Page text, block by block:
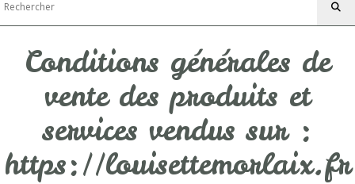
Conditions générales de
vente des produits et
services vendus sur :
https://louisettemorlaix.fr